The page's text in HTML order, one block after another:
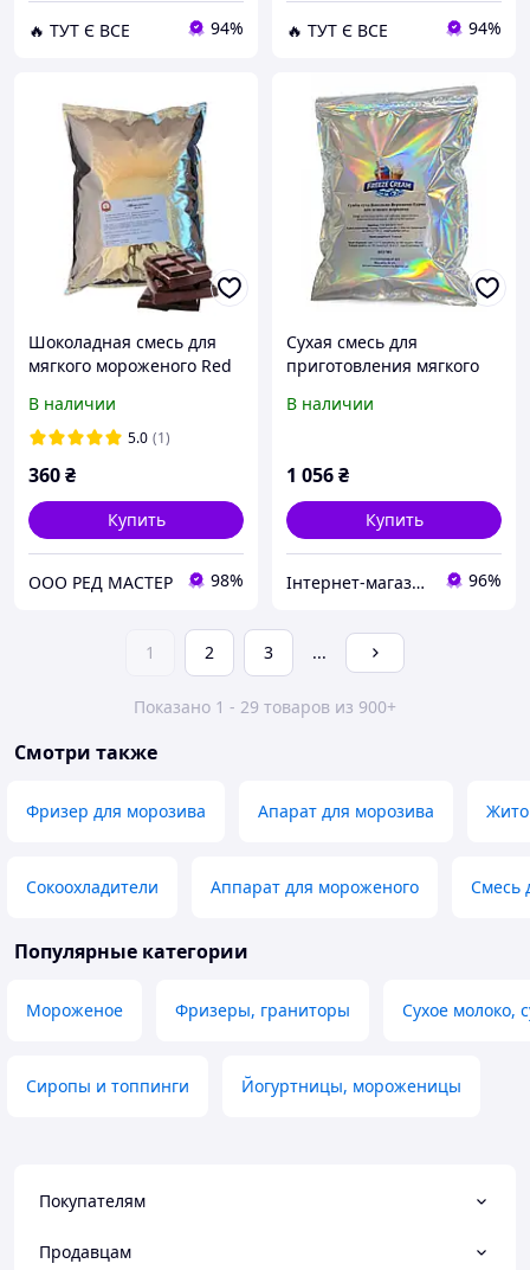
🔥 ТУТ Є ВСЕ 94% 🔥 ТУТ Є ВСЕ 94%
Шоколадная смесь для
мягкого мороженого Red
В наличии
5.0 (1)
360₴
Купить
ООО РЕД МАСТЕР 98%
Сухая смесь для
приготовления мягкого
Сливочный 2 кг (63-0110)
В наличии
1 056₴
Купить
Інтернет-магазин "Winner" 96%
1 2 3 ...
Показано 1 - 29 товаров из 900+
Смотри также
Фризер для морозива Апарат для морозива
Сокоохладители Аппарат для мороженого Смесь
Популярные категории
Мороженое Фризеры, граниторы Сухое молоко,
Сиропы и топпинги Йогуртницы, мороженицы
Покупателям
Продавцам